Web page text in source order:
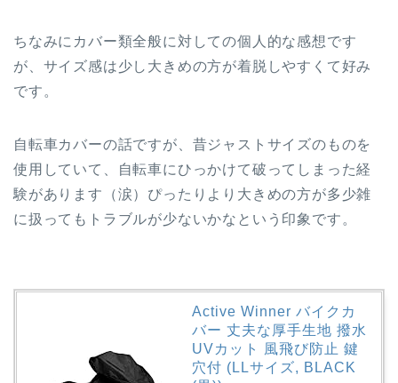
ちなみにカバー類全般に対しての個人的な感想です
が、サイズ感は少し大きめの方が着脱しやすくて好み
です。
自転車カバーの話ですが、昔ジャストサイズのものを
使用していて、自転車にひっかけて破ってしまった経
験があります（涙）ぴったりより大きめの方が多少雑
に扱ってもトラブルが少ないかなという印象です。
Active Winner バイクカ
バー 丈夫な厚手生地 撥水
UVカット 風飛び防止 鍵
穴付 (LLサイズ, BLACK